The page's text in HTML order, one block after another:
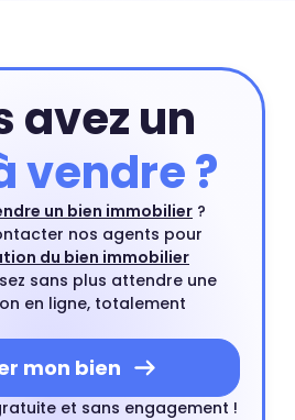
avez un
vendre ?
un bien immobilier ?
nos agents pour
du bien immobilier
sans plus attendre une
en ligne, totalement
mon bien
et sans engagement !